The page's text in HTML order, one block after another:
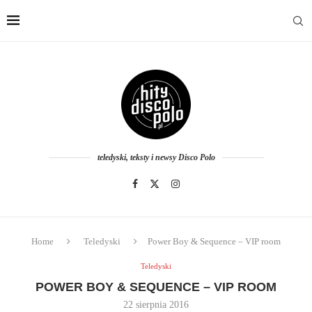
teledyski, teksty i newsy Disco Polo
Home Teledyski Power Boy & Sequence – VIP room
Teledyski
POWER BOY & SEQUENCE – VIP ROOM
22 sierpnia 2016